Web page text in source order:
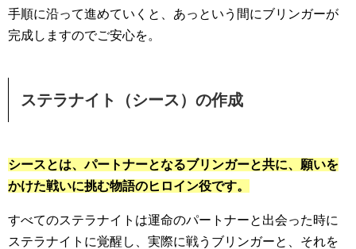
手順に沿って進めていくと、あっという間にブリンガーが
完成しますのでご安心を。
ステラナイト（シース）の作成
シースとは、パートナーとなるブリンガーと共に、願いを
かけた戦いに挑む物語のヒロイン役です。
すべてのステラナイトは運命のパートナーと出会った時に
ステラナイトに覚醒し、実際に戦うブリンガーと、それを